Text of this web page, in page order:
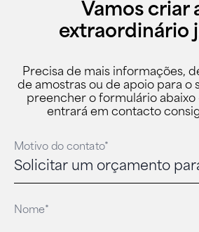
Vamos criar
extraordinário
Precisa de mais informações,
de amostras ou de apoio para o
preencher o formulário abaixo
entrará em contacto
Motivo do contato*
Nome*